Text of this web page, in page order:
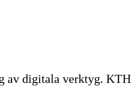
av digitala verktyg. KTH